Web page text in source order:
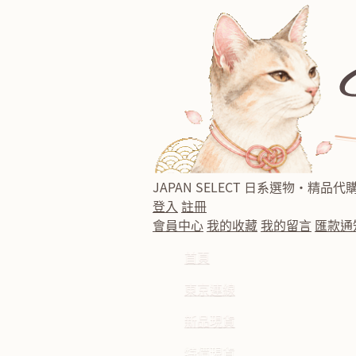
JAPAN SELECT 日系選物・精品代
登入 註冊
會員中心我的收藏我的留言 匯款
首頁
東京連線
新品現貨
特價現貨